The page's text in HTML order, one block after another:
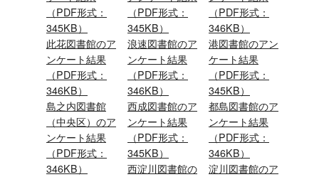
（PDF形式：
345KB）
此花図書館のア
ンケート結果
（PDF形式：
346KB）
島之内図書館
（中央区） のア
ンケート結果
（PDF形式：
346KB）
（PDF形式：
345KB）
浪速図書館のア
ンケート結果
（PDF形式：
346KB）
西成図書館のア
ンケート結果
（PDF形式：
345KB）
西淀川図書館の
（PDF形式：
346KB）
港図書館のアン
ケート結果
（PDF形式：
345KB）
都島図書館のア
ンケート結果
（PDF形式：
346KB）
淀川図書館のア